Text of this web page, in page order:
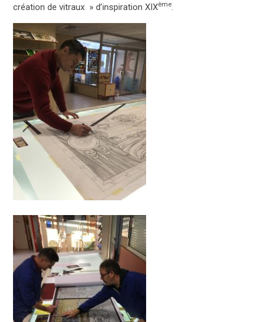
création de vitraux » d’inspiration XIXème.